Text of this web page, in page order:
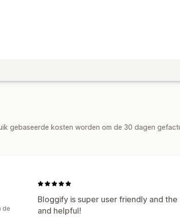
gebaseerde kosten worden om de 30 dagen
Bloggify is super user friendly and
and helpful!
de